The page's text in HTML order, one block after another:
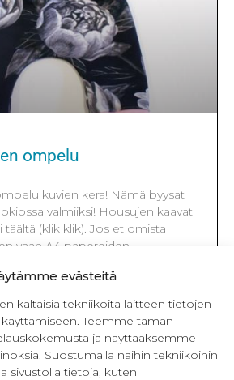
evästeitä
kaltaisia tekniikoita laitteen tietojen
Teemme tämän
ja näyttääksemme
Suostumalla näihin tekniikoihin
sivustolla tietoja, kuten
ompelu
kuvien kera! Nämä byysat
valmiiksi! Housujen kaavat
täältä (klik klik). Jos et omista
vaan A4 papereiden
paperisen ison kaava-arkin
klik). OMPELU Baggy-housujen
tarvittavat kappaleet (1
takakappale, 1